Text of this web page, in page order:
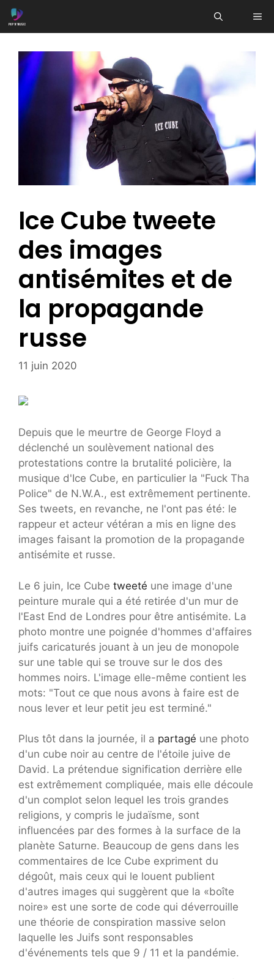
Aller
au
Ice Cube tweete
des images
antisémites et de
la propagande
russe
11 juin 2020
Depuis que le meurtre de George Floyd a
déclenché un soulèvement national des
protestations contre la brutalité policière, la
musique d'Ice Cube, en particulier la "Fuck Tha
Police" de N.W.A., est extrêmement pertinente.
Ses tweets, en revanche, ne l'ont pas été: le
rappeur et acteur vétéran a mis en ligne des
images faisant la promotion de la propagande
antisémite et russe.
Le 6 juin, Ice Cube tweeté une image d'une
peinture murale qui a été retirée d'un mur de
l'East End de Londres pour être antisémite. La
photo montre une poignée d'hommes d'affaires
juifs caricaturés jouant à un jeu de monopole
sur une table qui se trouve sur le dos des
hommes noirs. L'image elle-même contient les
mots: "Tout ce que nous avons à faire est de
nous lever et leur petit jeu est terminé."
Plus tôt dans la journée, il a partagé une photo
d'un cube noir au centre de l'étoile juive de
David. La prétendue signification derrière elle
est extrêmement compliquée, mais elle découle
d'un complot selon lequel les trois grandes
religions, y compris le judaïsme, sont
influencées par des formes à la surface de la
planète Saturne. Beaucoup de gens dans les
commentaires de Ice Cube expriment du
dégoût, mais ceux qui le louent publient
d'autres images qui suggèrent que la «boîte
noire» est une sorte de code qui déverrouille
une théorie de conspiration massive selon
laquelle les Juifs sont responsables
d'événements tels que 9 / 11 et la pandémie.